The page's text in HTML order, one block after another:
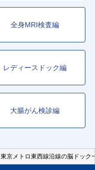
全身MRI検査編
レディースドック編
大腸がん検診編
東京メトロ東西線沿線の脳ドック